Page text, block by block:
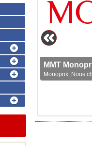
MMT
Monoprix, Nous